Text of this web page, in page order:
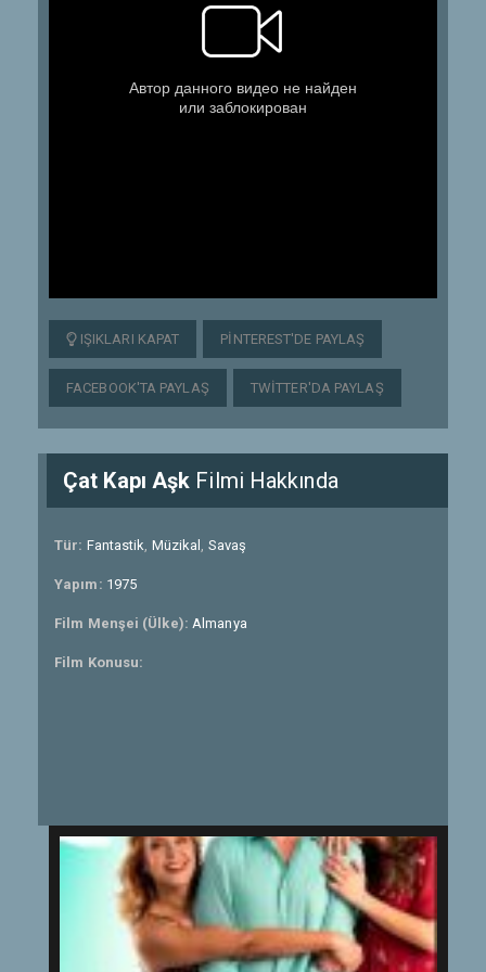
IŞIKLARI KAPAT PINTEREST'DE PAYLAŞ
FACEBOOK'TA PAYLAŞ TWITTER'DA PAYLAŞ
Çat Kapı Aşk Filmi Hakkında
Tür: Fantastik, Müzikal , Savaş
Yapım: 1975
Film Menşei (Ülke): Almanya
Film Konusu: